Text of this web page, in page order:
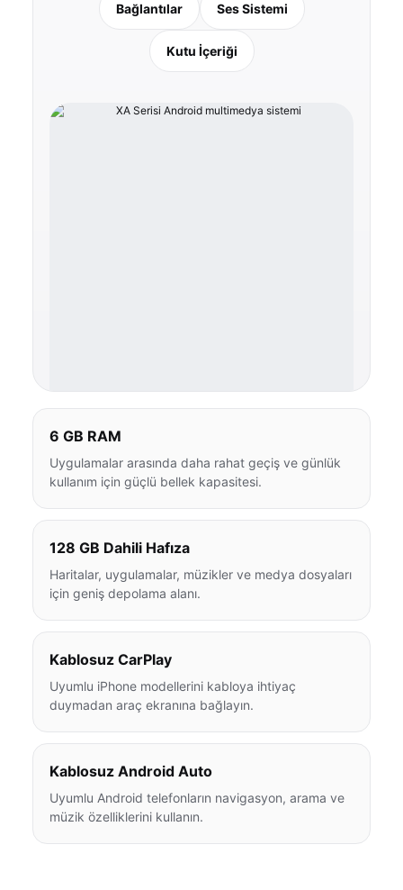
Bağlantılar Ses Sistemi
Kutu İçeriği
6 GB RAM
Uygulamalar arasında daha rahat geçiş ve günlük
kullanım için güçlü bellek kapasitesi.
128 GB Dahili Hafıza
Haritalar, uygulamalar, müzikler ve medya dosyaları
için geniş depolama alanı.
Kablosuz CarPlay
Uyumlu iPhone modellerini kabloya ihtiyaç
duymadan araç ekranına bağlayın.
Kablosuz Android Auto
Uyumlu Android telefonların navigasyon, arama ve
müzik özelliklerini kullanın.